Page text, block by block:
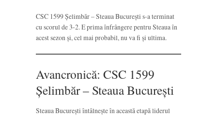
CSC 1599 Șelimbăr – Steaua București s-a terminat
cu scorul de 3-2. E prima înfrângere pentru Steaua în
acest sezon și, cel mai probabil, nu va fi și ultima.
Avancronică: CSC 1599
Șelimbăr – Steaua București
Steaua București întâlnește în această etapă liderul